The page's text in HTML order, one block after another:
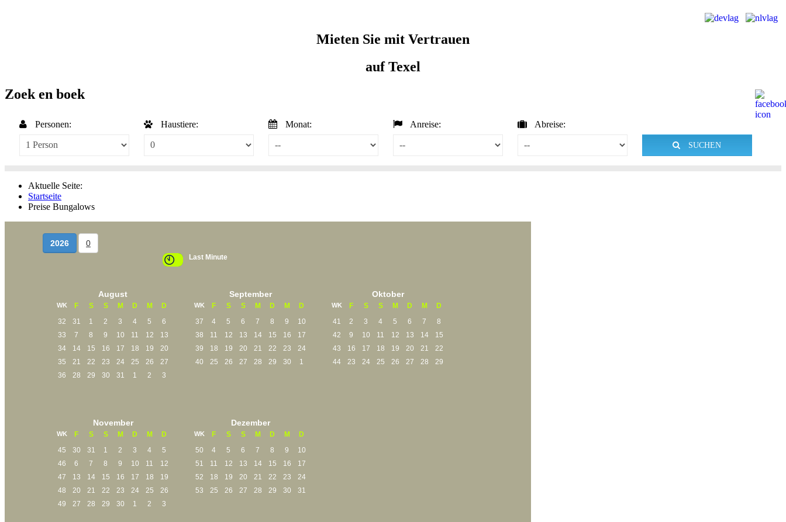
Mieten Sie mit Vertrauen
auf Texel
Zoek en boek
Personen: Haustiere: Monat: Anreise: Abreise:
SUCHEN
Aktuelle Seite:
Startseite
Preise Bungalows